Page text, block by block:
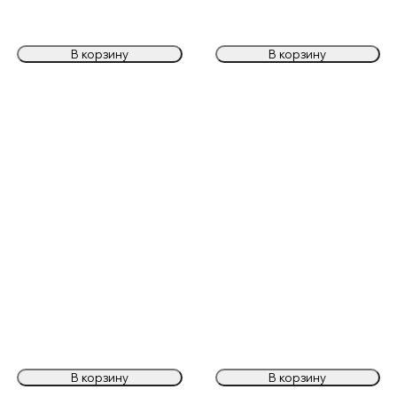
В корзину В корзину
В корзину В корзину